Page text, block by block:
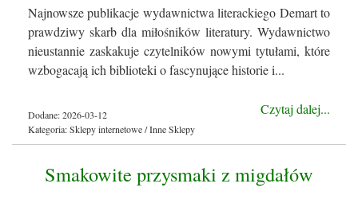
Najnowsze publikacje wydawnictwa literackiego Demart to
prawdziwy skarb dla miłośników literatury. Wydawnictwo
nieustannie zaskakuje czytelników nowymi tytułami, które
wzbogacają ich biblioteki o fascynujące historie i...
Czytaj dalej...
Dodane: 2026-03-12
Kategoria: Sklepy internetowe / Inne Sklepy
Smakowite przysmaki z migdałów